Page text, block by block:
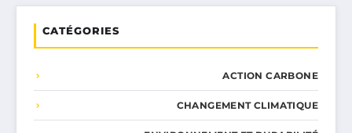
CATÉGORIES
ACTION CARBONE
CHANGEMENT CLIMATIQUE